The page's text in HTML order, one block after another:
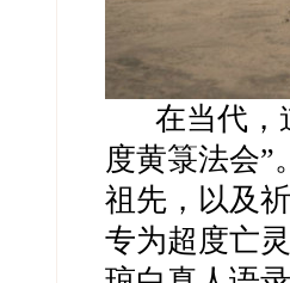
在当代，
度黄箓法会”
祖先，以及
专为超度亡